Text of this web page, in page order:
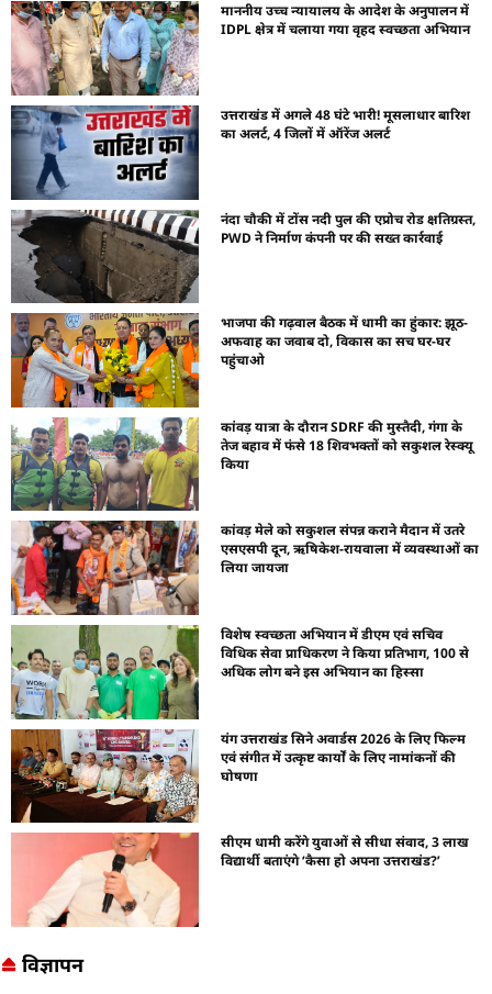
माननीय उच्च न्यायालय के आदेश के अनुपालन में
IDPL क्षेत्र में चलाया गया वृहद स्वच्छता अभियान
उत्तराखंड में अगले 48 घंटे भारी! मूसलाधार बारिश
का अलर्ट, 4 जिलों में ऑरेंज अलर्ट
नंदा चौकी में टोंस नदी पुल की एप्रोच रोड क्षतिग्रस्त,
PWD ने निर्माण कंपनी पर की सख्त कार्रवाई
भाजपा की गढ़वाल बैठक में धामी का हुंकार: झूठ-
अफवाह का जवाब दो, विकास का सच घर-घर
पहुंचाओ
कांवड़ यात्रा के दौरान SDRF की मुस्तैदी, गंगा के
तेज बहाव में फंसे 18 शिवभक्तों को सकुशल रेस्क्यू
किया
कांवड़ मेले को सकुशल संपन्न कराने मैदान में उतरे
एसएसपी दून, ऋषिकेश-रायवाला में व्यवस्थाओं का
लिया जायजा
विशेष स्वच्छता अभियान में डीएम एवं सचिव
विधिक सेवा प्राधिकरण ने किया प्रतिभाग, 100 से
अधिक लोग बने इस अभियान का हिस्सा
यंग उत्तराखंड सिने अवार्डस 2026 के लिए फिल्म
एवं संगीत में उत्कृष्ट कार्यों के लिए नामांकनों की
घोषणा
सीएम धामी करेंगे युवाओं से सीधा संवाद, 3 लाख
विद्यार्थी बताएंगे ‘कैसा हो अपना उत्तराखंड?’
विज्ञापन